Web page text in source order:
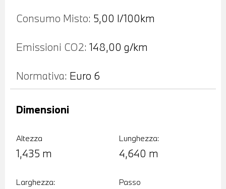
Consumo Misto: 5,00 l/100km
Emissioni CO2: 148,00 g/km
Normativa: Euro 6
Altezza
1,435 m
Lunghezza:
4,640 m
Dimensioni
Larghezza: Passo